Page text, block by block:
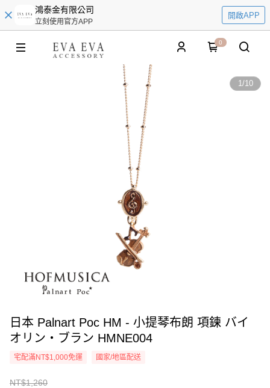
鴻泰金有限公司
立刻使用官方APP
開啟APP
0
1/10
日本 Palnart Poc HM - 小提琴布朗 項鍊 バイ
オリン・ブラン HMNE004
宅配滿NT$1,000免運 國家/地區配送
NT$1,260